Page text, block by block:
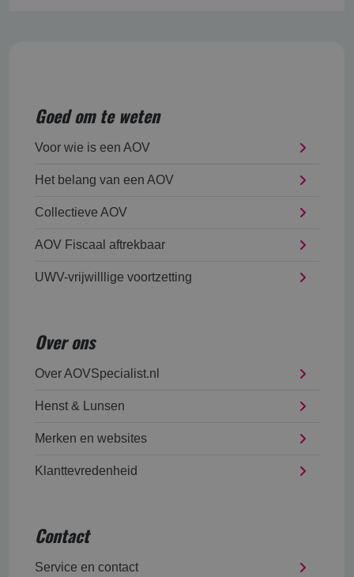
Goed om te weten
Voor wie is een AOV
Het belang van een AOV
Collectieve AOV
AOV Fiscaal aftrekbaar
UWV-vrijwilllige voortzetting
Over ons
Over AOVSpecialist.nl
Henst & Lunsen
Merken en websites
Klanttevredenheid
Contact
Service en contact